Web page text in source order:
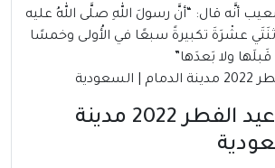
أنَّه قال: “أنَّ رسولَ اللهِ صلَّى اللهُ عليه
عشْرَةَ تكبيرةً سبعًا في الأُولى وخمسًا
ولا بَعدَها”
موعد صلاة عيد الفطر 2022 مدينة